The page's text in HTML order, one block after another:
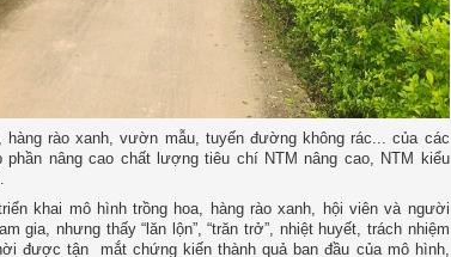
rào xanh, vườn mẫu, tuyến đường không rác... của các
phần nâng cao chất lượng tiêu chí NTM nâng cao, NTM kiểu
khai mô hình trồng hoa, hàng rào xanh, hội viên và người
gia, nhưng thấy “lăn lộn”, “trăn trở”, nhiệt huyết, trách nhiệm
được tận mắt chứng kiến thành quả ban đầu của mô hình,